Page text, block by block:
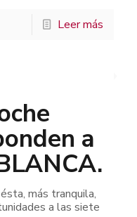
Leer más
a
más tranquila,
a las siete